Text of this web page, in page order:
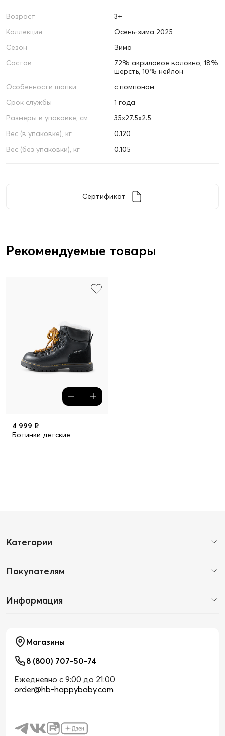
Возраст
3+
Коллекция
Осень-зима 2025
Сезон
Зима
Состав
72% акриловое волокно, 18%
шерсть, 10% нейлон
Особенности шапки
с помпоном
Срок службы
1 года
Размеры в упаковке, см
35х27.5х2.5
Вес (в упаковке), кг
0.120
Вес (без упаковки), кг
0.105
Сертификат
Рекомендуемые товары
4 999 ₽
Ботинки детские
Категории
Покупателям
Информация
Магазины
8 (800) 707-50-74
Ежедневно с 9:00 до 21:00
order@hb-happybaby.com